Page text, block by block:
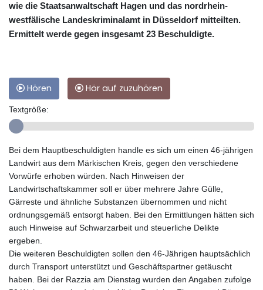
wie die Staatsanwaltschaft Hagen und das nordrhein-
westfälische Landeskriminalamt in Düsseldorf mitteilten.
Ermittelt werde gegen insgesamt 23 Beschuldigte.
Hören Hör auf zuzuhören
Textgröße:
Bei dem Hauptbeschuldigten handle es sich um einen 46-jährigen
Landwirt aus dem Märkischen Kreis, gegen den verschiedene
Vorwürfe erhoben würden. Nach Hinweisen der
Landwirtschaftskammer soll er über mehrere Jahre Gülle,
Gärreste und ähnliche Substanzen übernommen und nicht
ordnungsgemäß entsorgt haben. Bei den Ermittlungen hätten sich
auch Hinweise auf Schwarzarbeit und steuerliche Delikte
ergeben.
Die weiteren Beschuldigten sollen den 46-Jährigen hauptsächlich
durch Transport unterstützt und Geschäftspartner getäuscht
haben. Bei der Razzia am Dienstag wurden den Angaben zufolge